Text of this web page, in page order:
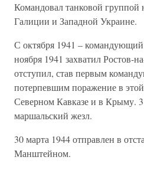
Командовал танковой группой
Галиции и Западной Украине.
С октября 1941 –
ноября 1941 захватил Ростов-
отступил, став первым
потерпевшим поражение в
Северном Кавказе и в Крыму.
маршальский жезл.
30 марта 1944 отправлен в
Манштейном.